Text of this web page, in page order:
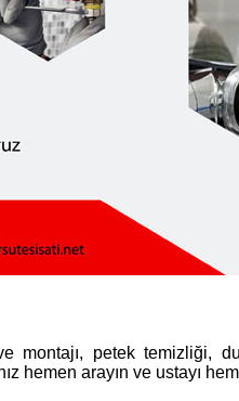
montajı, petek temizliği,
hemen arayın ve ustayı